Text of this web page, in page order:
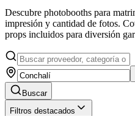
Descubre photobooths para
impresión y cantidad de fotos.
props incluidos para diversión
Buscar
Filtros destacados